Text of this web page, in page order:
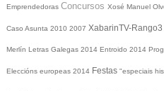
Emprendedoras Concursos Xosé Manuel
Caso Asunta 2010 2007 XabarinTV-Rango3
Merlín Letras Galegas 2014 Entroido 2014
Eleccións europeas 2014 Festas "especiais